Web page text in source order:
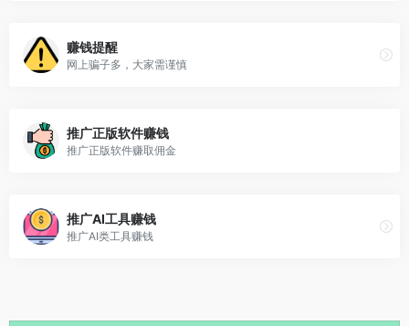
赚钱提醒
网上骗子多，大家需谨慎
推广正版软件赚钱
推广正版软件赚取佣金
推广AI工具赚钱
推广AI类工具赚钱